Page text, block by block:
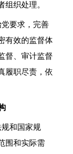
组织处理。
要求，完善
有效的监督体
督、审计监督
履职尽责，依
和国家规
围和实际需